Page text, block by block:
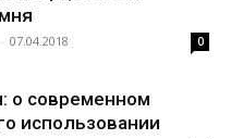
- 07.04.2018 0
о современном
использовании